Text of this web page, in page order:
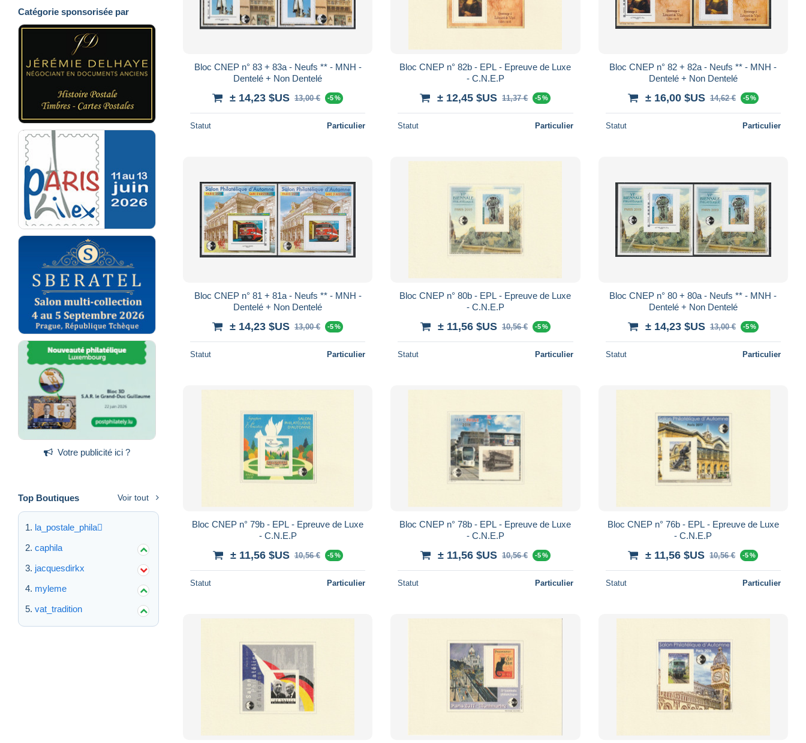
Catégorie sponsorisée par
Votre publicité ici ?
Top Boutiques Voir tout
la_postale_phila
caphila
jacquesdirkx
myleme
vat_tradition
Bloc CNEP n° 83 + 83a - Neufs ** - MNH -
Dentelé + Non Dentelé
± 14,23 $US 13,00 € -5 %
Statut Particulier
Bloc CNEP n° 82b - EPL - Epreuve de Luxe
- C.N.E.P
± 12,45 $US 11,37 € -5 %
Statut Particulier
Bloc CNEP n° 82 + 82a - Neufs ** - MNH -
Dentelé + Non Dentelé
± 16,00 $US 14,62 € -5 %
Statut Particulier
Bloc CNEP n° 81 + 81a - Neufs ** - MNH -
Dentelé + Non Dentelé
± 14,23 $US 13,00 € -5 %
Statut Particulier
Bloc CNEP n° 80b - EPL - Epreuve de Luxe
- C.N.E.P
± 11,56 $US 10,56 € -5 %
Statut Particulier
Bloc CNEP n° 80 + 80a - Neufs ** - MNH -
Dentelé + Non Dentelé
± 14,23 $US 13,00 € -5 %
Statut Particulier
Bloc CNEP n° 79b - EPL - Epreuve de Luxe
- C.N.E.P
± 11,56 $US 10,56 € -5 %
Statut Particulier
Bloc CNEP n° 78b - EPL - Epreuve de Luxe
- C.N.E.P
± 11,56 $US 10,56 € -5 %
Statut Particulier
Bloc CNEP n° 76b - EPL - Epreuve de Luxe
- C.N.E.P
± 11,56 $US 10,56 € -5 %
Statut Particulier